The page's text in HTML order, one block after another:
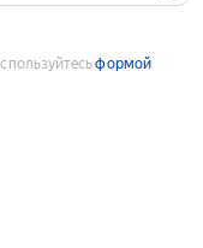
формой